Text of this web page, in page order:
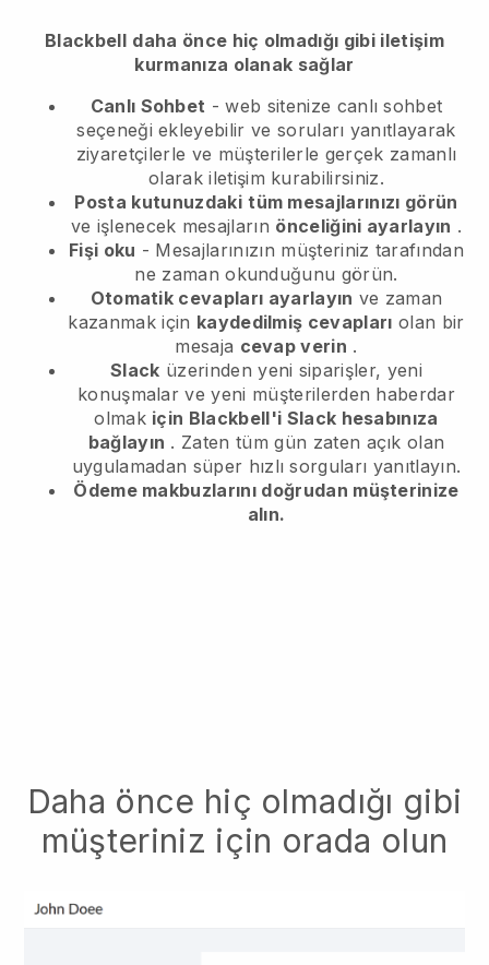
Blackbell daha önce hiç olmadığı gibi iletişim
kurmanıza olanak sağlar
Canlı Sohbet - web sitenize canlı sohbet
seçeneği ekleyebilir ve soruları yanıtlayarak
ziyaretçilerle ve müşterilerle gerçek zamanlı
olarak iletişim kurabilirsiniz.
Posta kutunuzdaki tüm mesajlarınızı görün
ve işlenecek mesajların önceliğini ayarlayın .
Fişi oku - Mesajlarınızın müşteriniz tarafından
ne zaman okunduğunu görün.
Otomatik cevapları ayarlayın ve zaman
kazanmak için kaydedilmiş cevapları olan bir
mesaja cevap verin .
Slack üzerinden yeni siparişler, yeni
konuşmalar ve yeni müşterilerden haberdar
olmak için Blackbell'i Slack hesabınıza
bağlayın . Zaten tüm gün zaten açık olan
uygulamadan süper hızlı sorguları yanıtlayın.
Ödeme makbuzlarını doğrudan müşterinize
alın.
Daha önce hiç olmadığı gibi
müşteriniz için orada olun